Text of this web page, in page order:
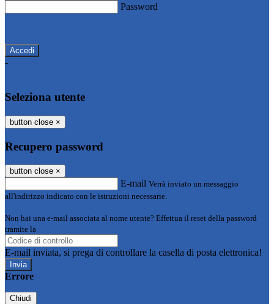
Password
-
Seleziona utente
button close ×
Recupero password
button close ×
E-mail Verrà inviato un messaggio
all'indirizzo indicato con le istruzioni necessarie.
Non hai una e-mail associata al nome utente? Effettua il reset della password
tramite la
E-mail inviata, si prega di controllare la casella di posta elettronica!
Errore
Chiudi